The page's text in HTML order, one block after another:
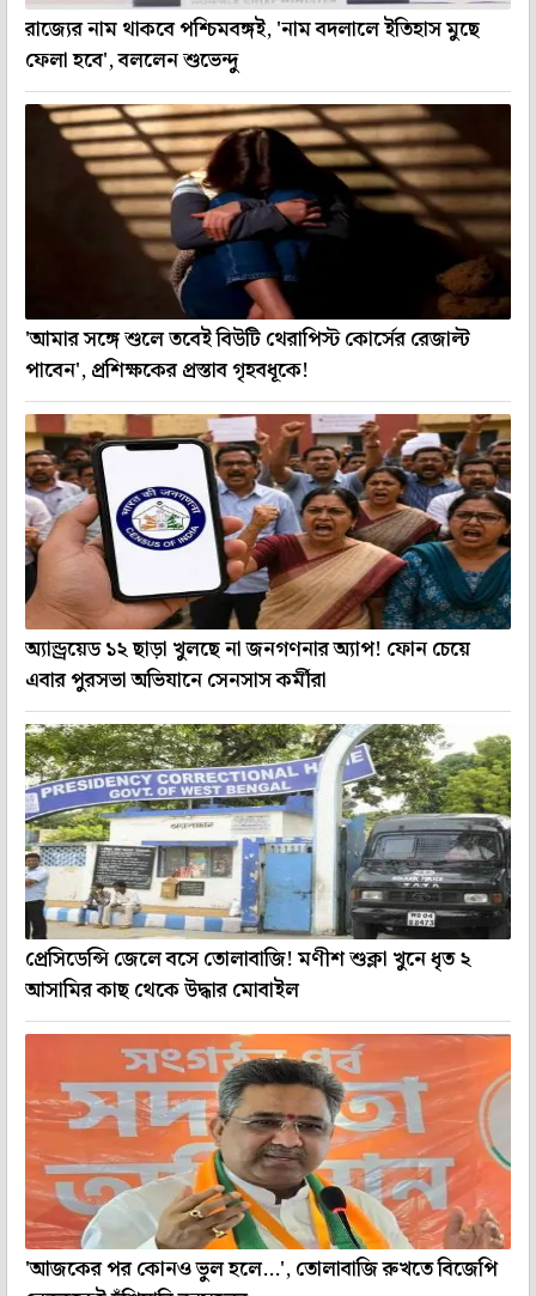
রাজ্যের নাম থাকবে পশ্চিমবঙ্গই, 'নাম বদলালে ইতিহাস মুছে
ফেলা হবে', বললেন শুভেন্দু
'আমার সঙ্গে শুলে তবেই বিউটি থেরাপিস্ট কোর্সের রেজাল্ট
পাবেন', প্রশিক্ষকের প্রস্তাব গৃহবধূকে!
অ্যান্ড্রয়েড ১২ ছাড়া খুলছে না জনগণনার অ্যাপ! ফোন চেয়ে
এবার পুরসভা অভিযানে সেনসাস কর্মীরা
প্রেসিডেন্সি জেলে বসে তোলাবাজি! মণীশ শুক্লা খুনে ধৃত ২
আসামির কাছ থেকে উদ্ধার মোবাইল
'আজকের পর কোনও ভুল হলে...', তোলাবাজি রুখতে বিজেপি